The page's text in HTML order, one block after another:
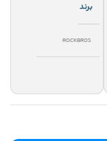
برند
ROCKBROS